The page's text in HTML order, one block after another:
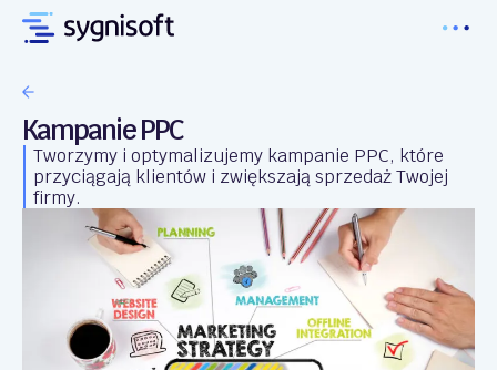
Kampanie PPC
Tworzymy i optymalizujemy kampanie PPC, które
przyciągają klientów i zwiększają sprzedaż Twojej
firmy.